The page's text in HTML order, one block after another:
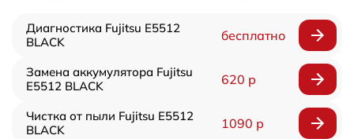
Диагностика Fujitsu E5512
BLACK
бесплатно
Замена аккумулятора Fujitsu
E5512 BLACK
620 р
Чистка от пыли Fujitsu E5512
BLACK
1090 р